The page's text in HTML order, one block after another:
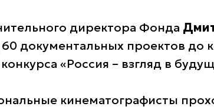
директора Фонда
документальных проектов до
«Россия – взгляд в
кинематографисты